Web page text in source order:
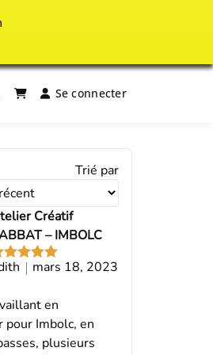
Se connecter
Trié parTrier
5
sur
Créatif
– IMBOLC
mars 18, 2023
en
pour Imbolc, en
plusieurs